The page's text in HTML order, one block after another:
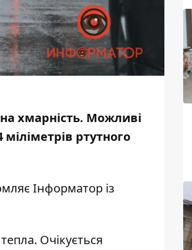
хмарність. Можливі
міліметрів ртутного
Інформатор із
Очікується